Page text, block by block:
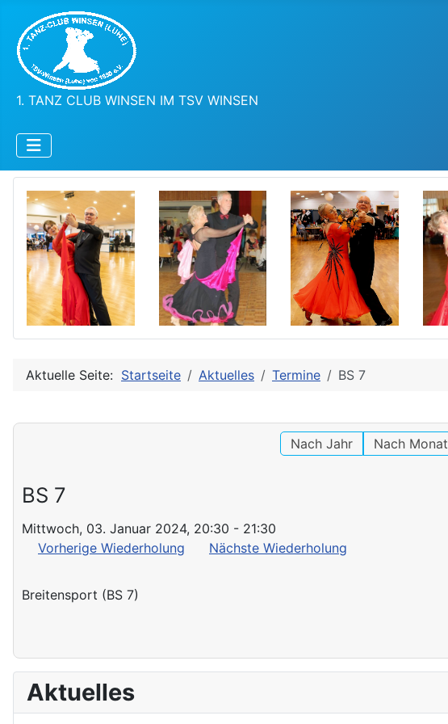
1. TANZ CLUB WINSEN IM TSV WINSEN
Aktuelle Seite: Startseite Aktuelles Termine BS 7
Nach Jahr Nach Monat
BS 7
Mittwoch, 03. Januar 2024, 20:30 - 21:30
Vorherige Wiederholung
Nächste Wiederholung
Breitensport (BS 7)
Aktuelles